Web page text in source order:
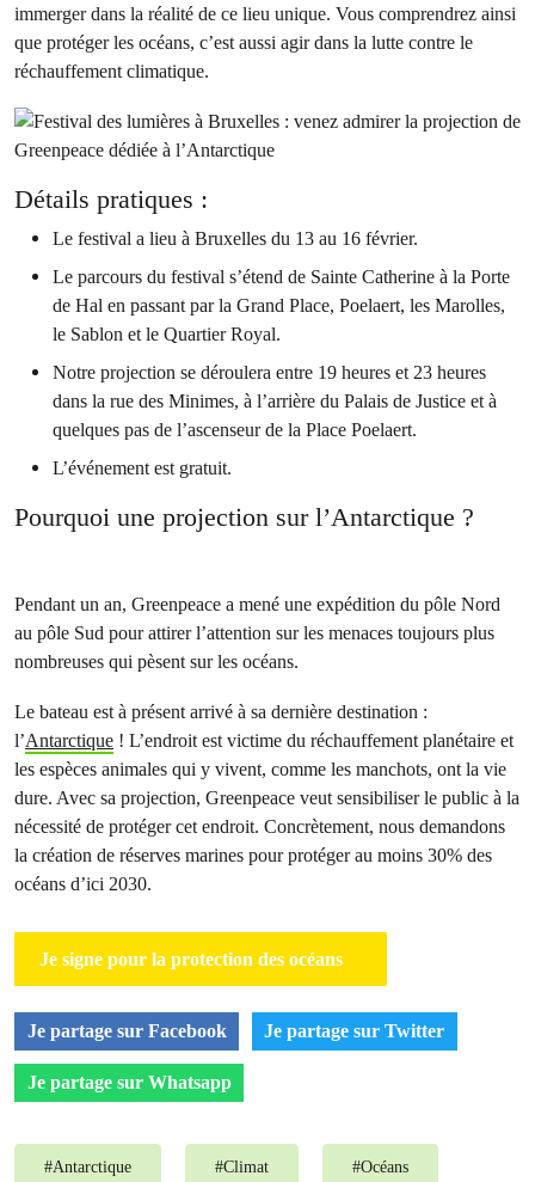
immerger dans la réalité de ce lieu unique. Vous comprendrez ainsi
que protéger les océans, c’est aussi agir dans la lutte contre le
réchauffement climatique.
Détails pratiques :
Le festival a lieu à Bruxelles du 13 au 16 février.
Le parcours du festival s’étend de Sainte Catherine à la Porte
de Hal en passant par la Grand Place, Poelaert, les Marolles,
le Sablon et le Quartier Royal.
Notre projection se déroulera entre 19 heures et 23 heures
dans la rue des Minimes, à l’arrière du Palais de Justice et à
quelques pas de l’ascenseur de la Place Poelaert.
L’événement est gratuit.
Pourquoi une projection sur l’Antarctique ?
Pendant un an, Greenpeace a mené une expédition du pôle Nord
au pôle Sud pour attirer l’attention sur les menaces toujours plus
nombreuses qui pèsent sur les océans.
Le bateau est à présent arrivé à sa dernière destination :
l’Antarctique ! L’endroit est victime du réchauffement planétaire et
les espèces animales qui y vivent, comme les manchots, ont la vie
dure. Avec sa projection, Greenpeace veut sensibiliser le public à la
nécessité de protéger cet endroit. Concrètement, nous demandons
la création de réserves marines pour protéger au moins 30% des
océans d’ici 2030.
Je signe pour la protection des océans
Je partage sur Facebook Je partage sur Twitter
Je partage sur Whatsapp
#Antarctique #Climat #Océans